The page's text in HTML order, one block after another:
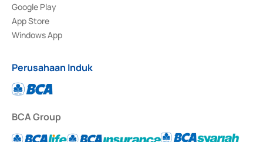
Google Play
App Store
Windows App
Perusahaan Induk
BCA Group